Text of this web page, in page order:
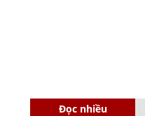
Đọc nhiều